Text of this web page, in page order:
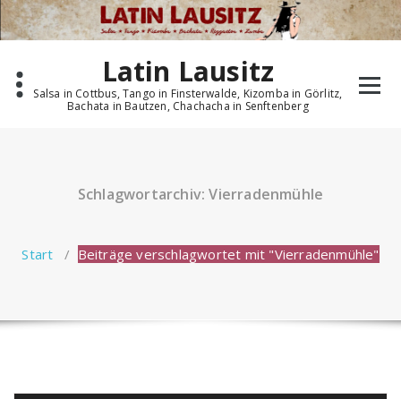
Zum
Inhalt
springen
Latin Lausitz
Salsa in Cottbus, Tango in Finsterwalde, Kizomba in Görlitz,
Bachata in Bautzen, Chachacha in Senftenberg
Schlagwortarchiv: Vierradenmühle
Start / Beiträge verschlagwortet mit "Vierradenmühle"